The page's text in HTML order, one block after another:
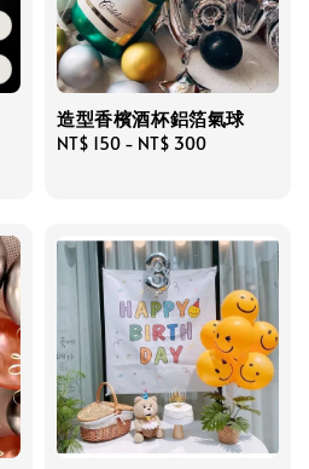
造型香檳酒杯鋁箔氣球
Regular
NT$ 150 - NT$ 300